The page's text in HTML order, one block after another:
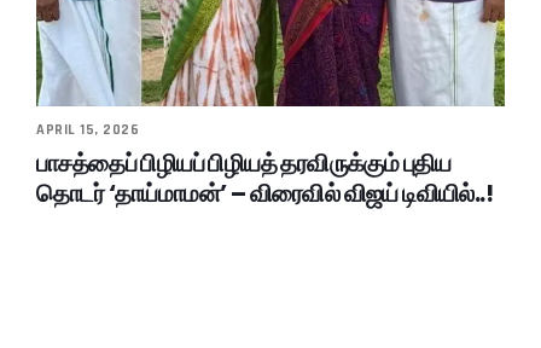
APRIL 15, 2026
பாசத்தைப் பிழியப் பிழியத் தரவிருக்கும் புதிய
தொடர் ‘தாய்மாமன்’ – விரைவில் விஜய் டிவியில்..!